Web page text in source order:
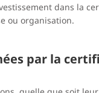
dans la
ou organisation.
par la